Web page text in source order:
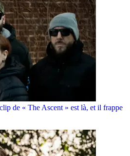
de « The Ascent » est là, et il frappe